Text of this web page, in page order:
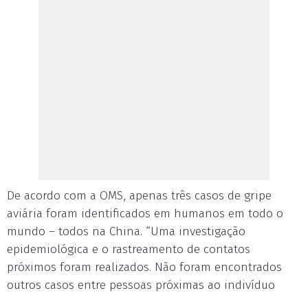
De acordo com a OMS, apenas três casos de gripe
aviária foram identificados em humanos em todo o
mundo – todos na China. “Uma investigação
epidemiológica e o rastreamento de contatos
próximos foram realizados. Não foram encontrados
outros casos entre pessoas próximas ao indivíduo